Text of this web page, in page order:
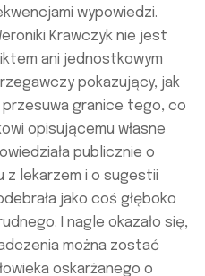
wypowiedzi.
Krawczyk nie jest
ani jednostkowym
pokazujący, jak
granice tego, co
opisującemu własne
publicznie o
z lekarzem i o sugestii
jako coś głęboko
I nagle okazało się,
można zostać
oskarżanego o